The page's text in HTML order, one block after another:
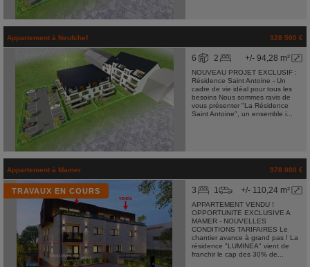
Appartement à Neufchef 328 500 €
+/- 94,28 m²
6 2
NOUVEAU PROJET EXCLUSIF :
Résidence Saint Antoine - Un
cadre de vie idéal pour tous les
besoins Nous sommes ravis de
vous présenter "La Résidence
Saint Antoine", un ensemble i...
Appartement à Mamer 978 000 €
TRAVAUX EN COURS +/- 110,24 m²
3 1
APPARTEMENT VENDU !
OPPORTUNITE EXCLUSIVE A
MAMER - NOUVELLES
CONDITIONS TARIFAIRES Le
chantier avance à grand pas ! La
résidence "LUMINEA" vient de
franchir le cap des 30% de...